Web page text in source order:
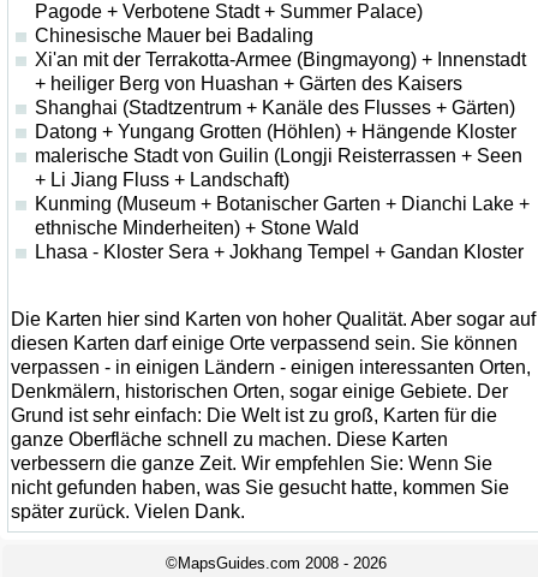
Pagode + Verbotene Stadt + Summer Palace)
Chinesische Mauer bei Badaling
Xi'an mit der Terrakotta-Armee (Bingmayong) + Innenstadt
+ heiliger Berg von Huashan + Gärten des Kaisers
Shanghai (Stadtzentrum + Kanäle des Flusses + Gärten)
Datong + Yungang Grotten (Höhlen) + Hängende Kloster
malerische Stadt von Guilin (Longji Reisterrassen + Seen
+ Li Jiang Fluss + Landschaft)
Kunming (Museum + Botanischer Garten + Dianchi Lake +
ethnische Minderheiten) + Stone Wald
Lhasa - Kloster Sera + Jokhang Tempel + Gandan Kloster
Die Karten hier sind Karten von hoher Qualität. Aber sogar auf
diesen Karten darf einige Orte verpassend sein. Sie können
verpassen - in einigen Ländern - einigen interessanten Orten,
Denkmälern, historischen Orten, sogar einige Gebiete. Der
Grund ist sehr einfach: Die Welt ist zu groß, Karten für die
ganze Oberfläche schnell zu machen. Diese Karten
verbessern die ganze Zeit. Wir empfehlen Sie: Wenn Sie
nicht gefunden haben, was Sie gesucht hatte, kommen Sie
später zurück. Vielen Dank.
©MapsGuides.com 2008 - 2026